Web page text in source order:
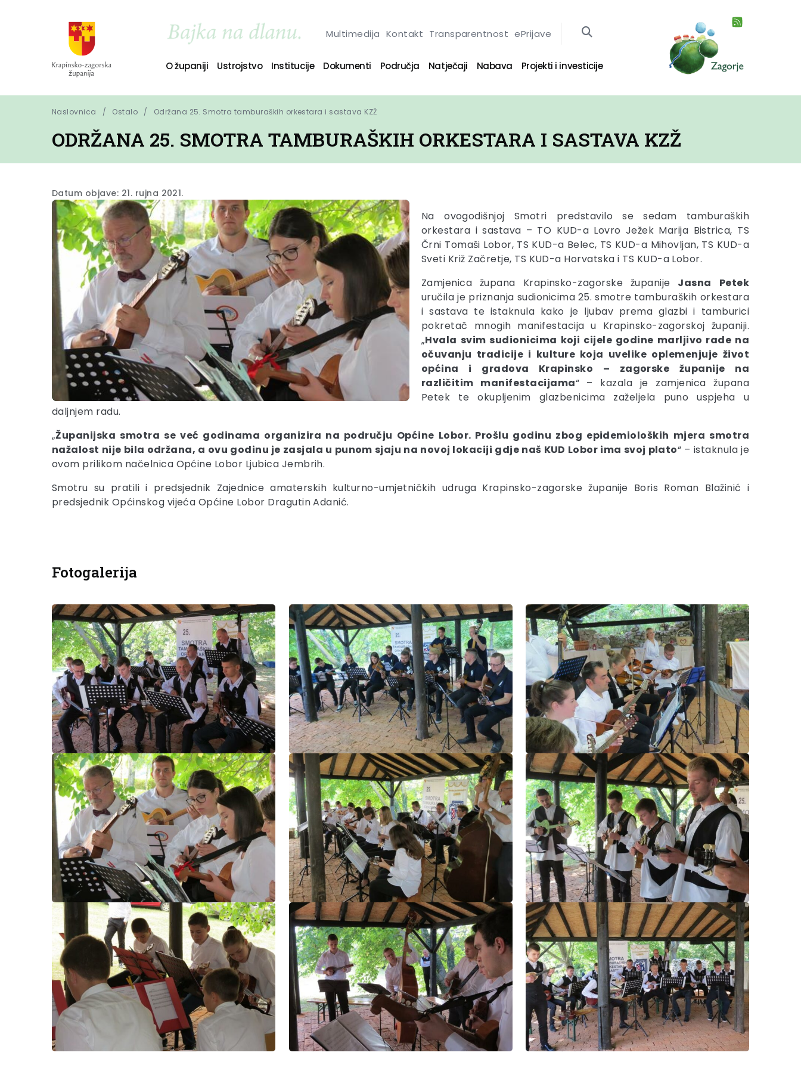
Multimedija Kontakt Transparentnost ePrijave
O županiji Ustrojstvo Institucije Dokumenti Područja Natječaji Nabava Projekti i investicije
Naslovnica Ostalo Održana 25. Smotra tamburaških orkestara i sastava KZŽ
ODRŽANA 25. SMOTRA TAMBURAŠKIH ORKESTARA I SASTAVA KZŽ
Datum objave: 21. rujna 2021.
Na ovogodišnjoj Smotri predstavilo se sedam tamburaških
orkestara i sastava – TO KUD-a Lovro Ježek Marija Bistrica, TS
Črni Tomaši Lobor, TS KUD-a Belec, TS KUD-a Mihovljan, TS KUD-a
Sveti Križ Začretje, TS KUD-a Horvatska i TS KUD-a Lobor.
Zamjenica župana Krapinsko-zagorske županije Jasna
Petek
uručila je priznanja sudionicima 25. smotre tamburaških orkestara
i sastava te istaknula kako je ljubav prema glazbi i tamburici
pokretač mnogih manifestacija u Krapinsko-zagorskoj županiji.
„Hvala svim sudionicima koji cijele godine marljivo rade na
očuvanju tradicije i kulture koja uvelike oplemenjuje život
općina i gradova Krapinsko – zagorske županije na
različitim manifestacijama“ – kazala je zamjenica župana
Petek te okupljenim glazbenicima zaželjela puno uspjeha u
daljnjem radu.
„Županijska smotra se već godinama organizira na području Općine Lobor. Prošlu godinu zbog epidemioloških mjera smotra
nažalost nije bila održana, a ovu godinu je zasjala u punom sjaju na novoj lokaciji gdje naš KUD Lobor ima svoj plato“ – istaknula je
ovom prilikom načelnica Općine Lobor Ljubica Jembrih.
Smotru su pratili i predsjednik Zajednice amaterskih kulturno-umjetničkih udruga Krapinsko-zagorske županije Boris Roman Blažinić i
predsjednik Općinskog vijeća Općine Lobor Dragutin Adanić.
Fotogalerija